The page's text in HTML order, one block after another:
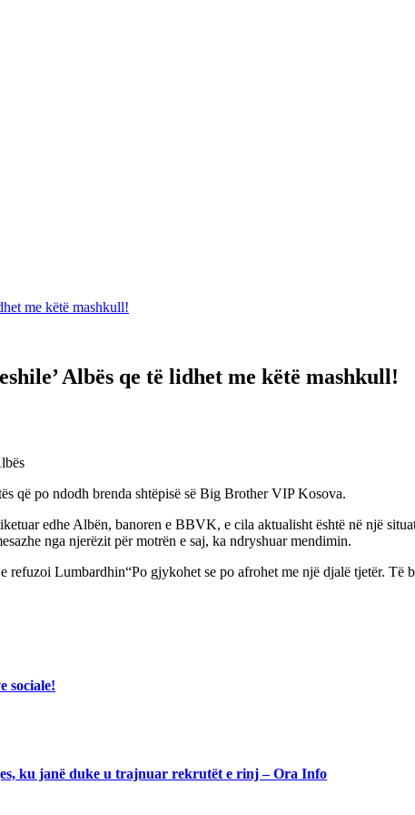
me këtë mashkull!
Albës qe të lidhet me këtë mashkull!
që po ndodh brenda shtëpisë së Big Brother VIP Kosova.
edhe Albën, banoren e BBVK, e cila aktualisht është në një
nga njerëzit për motrën e saj, ka ndryshuar mendimin.
Lumbardhin“Po gjykohet se po afrohet me një djalë tjetër. Të
sociale!
ku janë duke u trajnuar rekrutët e rinj – Ora Info